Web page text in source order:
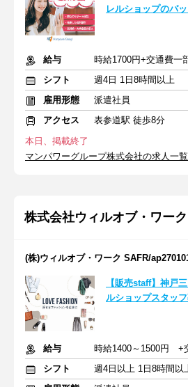
レルショップのバ
給与
時給1700円+交通費一
シフト
週4日 1日8時間以上
雇用形態
派遣社員
アクセス
表参道駅 徒歩8分
本日、掲載終了
マンパワーグループ株式会社の求人一
株式会社ウィルオブ・ワー
(株)ウィルオブ・ワーク SAFR/
【販売staff】神戸
ルショップスタッ
給与
時給1400～1500円 +
シフト
週4日以上 1日8時間以